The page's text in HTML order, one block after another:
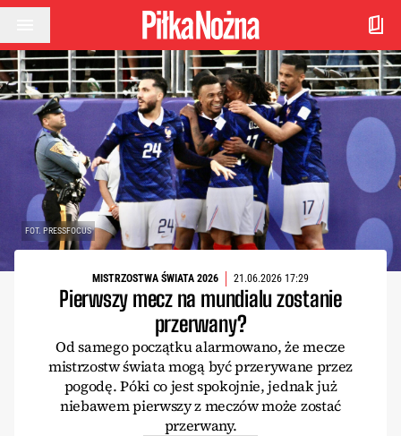
Przejdź do treści
FOT. PRESSFOCUS
MISTRZOSTWA ŚWIATA 2026 21.06.2026 17:29
Pierwszy mecz na mundialu zostanie
przerwany?
Od samego początku alarmowano, że mecze
mistrzostw świata mogą być przerywane przez
pogodę. Póki co jest spokojnie, jednak już
niebawem pierwszy z meczów może zostać
przerwany.